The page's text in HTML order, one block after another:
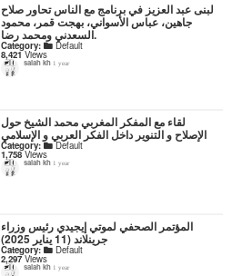
لبنى عبد العزيز في برنامج مع الناس تحاور صلاح
جاهين، عباس الأسواني، بهجت قمر، محمود
السعدني ومحمد رضا.
Category: Default
8,421Views
salah kh 1 year
لقاء مع المفكر المغربي محمد الشيخ حول
الإصلاح و التنوير داخل الفكر العربي و الإسلامي
Category: Default
1,758Views
salah kh 1 year
المؤتمر الصحفي لموتي إيجيدي رئيس وزراء
جرينلاند (11 يناير 2025)
Category: Default
2,297Views
salah kh 1 year